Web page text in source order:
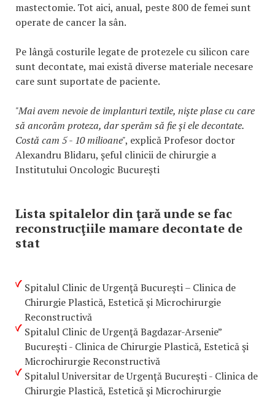
mastectomie. Tot aici, anual, peste 800 de femei sunt
operate de cancer la sân.
Pe lângă costurile legate de protezele cu silicon care
sunt decontate, mai există diverse materiale necesare
care sunt suportate de paciente.
"Mai avem nevoie de implanturi textile, nişte plase cu care
să ancorăm proteza, dar sperăm să fie şi ele decontate.
Costă cam 5 - 10 milioane", explică Profesor doctor
Alexandru Blidaru, şeful clinicii de chirurgie a
Institutului Oncologic Bucureşti
Lista spitalelor din ţară unde se fac
reconstrucţiile mamare decontate de
stat
Spitalul Clinic de Urgenţă Bucureşti – Clinica de
Chirurgie Plastică, Estetică şi Microchirurgie
Reconstructivă
Spitalul Clinic de Urgenţă Bagdazar-Arsenie”
Bucureşti - Clinica de Chirurgie Plastică, Estetică şi
Microchirurgie Reconstructivă
Spitalul Universitar de Urgenţă Bucureşti - Clinica de
Chirurgie Plastică, Estetică şi Microchirurgie